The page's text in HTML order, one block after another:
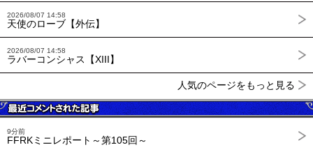
2026/08/07 14:58
天使のローブ【外伝】
2026/08/07 14:58
ラバーコンシャス【XIII】
人気のページをもっと見る
9分前
FFRKミニレポート～第105回～